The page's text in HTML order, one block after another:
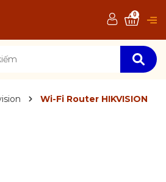
0
Wi-Fi Router HIKVISION